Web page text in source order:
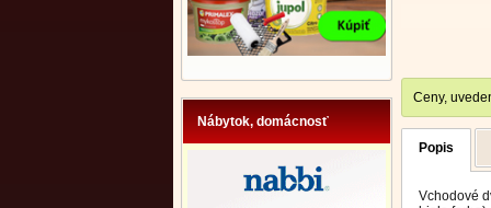
Nábytok, domácnosť
Ceny,
Popis
Vchodové